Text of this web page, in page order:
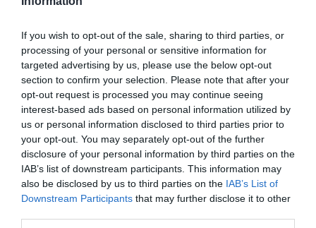
If you wish to opt-out of the sale, sharing to third parties, or
processing of your personal or sensitive information for
targeted advertising by us, please use the below opt-out
section to confirm your selection. Please note that after your
opt-out request is processed you may continue seeing
interest-based ads based on personal information utilized by
us or personal information disclosed to third parties prior to
your opt-out. You may separately opt-out of the further
disclosure of your personal information by third parties on the
IAB’s list of downstream participants. This information may
also be disclosed by us to third parties on the IAB’s List of
Downstream Participants that may further disclose it to other